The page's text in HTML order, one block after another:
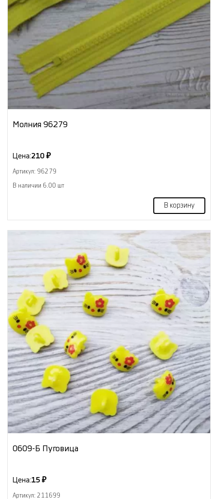
Молния 96279
Цена:210 ₽
Артикул: 96279
В наличии 6.00 шт
В корзину
0609-Б Пуговица
Цена:15 ₽
Артикул: 211699